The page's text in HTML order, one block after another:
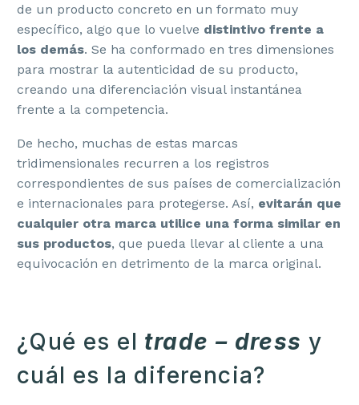
de un producto concreto en un formato muy
específico, algo que lo vuelve distintivo frente a
los demás. Se ha conformado en tres dimensiones
para mostrar la autenticidad de su producto,
creando una diferenciación visual instantánea
frente a la competencia.
De hecho, muchas de estas marcas
tridimensionales recurren a los registros
correspondientes de sus países de comercialización
e internacionales para protegerse. Así, evitarán que
cualquier otra marca utilice una forma similar en
sus productos, que pueda llevar al cliente a una
equivocación en detrimento de la marca original.
¿Qué es el trade – dress y
cuál es la diferencia?